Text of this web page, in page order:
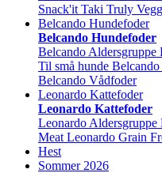
Snack'it Taki Truly
Belcando Hundefoder
Belcando Hundefoder
Belcando Aldersgruppe
Til små hunde
Belcando Vådfoder
Leonardo Kattefoder
Leonardo Kattefoder
Leonardo Aldersgruppe
Meat Leonardo Grain
Hest
Sommer 2026